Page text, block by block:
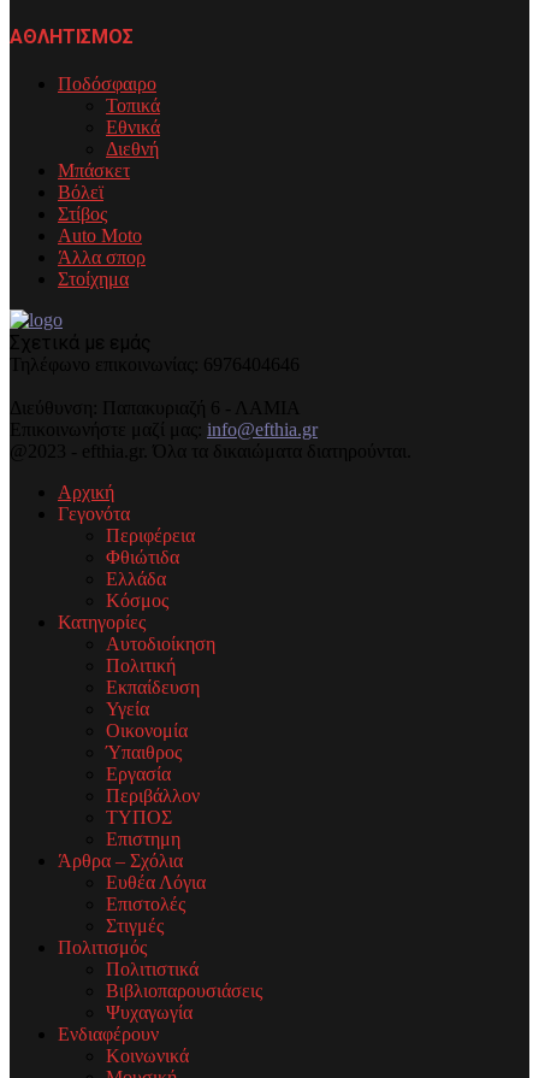
ΑΘΛΗΤΙΣΜΟΣ
Ποδόσφαιρο
Τοπικά
Εθνικά
Διεθνή
Μπάσκετ
Βόλεϊ
Στίβος
Auto Moto
Άλλα σπορ
Στοίχημα
Σχετικά με εμάς
Τηλέφωνo επικοινωνίας: 6976404646
Διεύθυνση: Παπακυριαζή 6 - ΛΑΜΙΑ
Επικοινωνήστε μαζί μας: info@efthia.gr
@2023 - efthia.gr. Όλα τα δικαιώματα διατηρούνται.
Αρχική
Γεγονότα
Περιφέρεια
Φθιώτιδα
Ελλάδα
Κόσμος
Κατηγορίες
Αυτοδιοίκηση
Πολιτική
Εκπαίδευση
Υγεία
Οικονομία
Ύπαιθρος
Εργασία
Περιβάλλον
ΤΥΠΟΣ
Επιστημη
Άρθρα – Σχόλια
Ευθέα Λόγια
Επιστολές
Στιγμές
Πολιτισμός
Πολιτιστικά
Βιβλιοπαρουσιάσεις
Ψυχαγωγία
Ενδιαφέρουν
Κοινωνικά